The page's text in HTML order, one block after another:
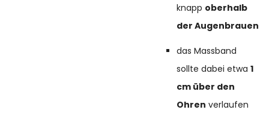
knapp oberhalb
der Augenbrauen
das Massband
sollte dabei etwa1
cm über den
Ohren verlaufen